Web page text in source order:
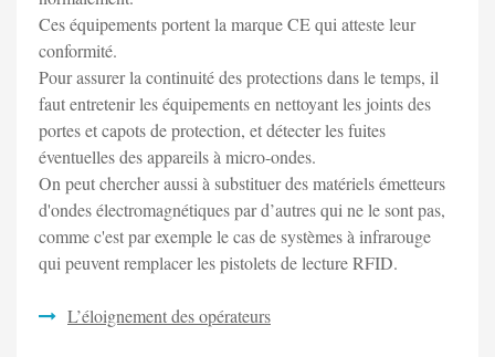
Ces équipements portent la marque CE qui atteste leur
conformité.
Pour assurer la continuité des protections dans le temps, il
faut entretenir les équipements en nettoyant les joints des
portes et capots de protection, et détecter les fuites
éventuelles des appareils à micro-ondes.
On peut chercher aussi à substituer des matériels émetteurs
d'ondes électromagnétiques par d’autres qui ne le sont pas,
comme c'est par exemple le cas de systèmes à infrarouge
qui peuvent remplacer les pistolets de lecture RFID.
L’éloignement des opérateurs